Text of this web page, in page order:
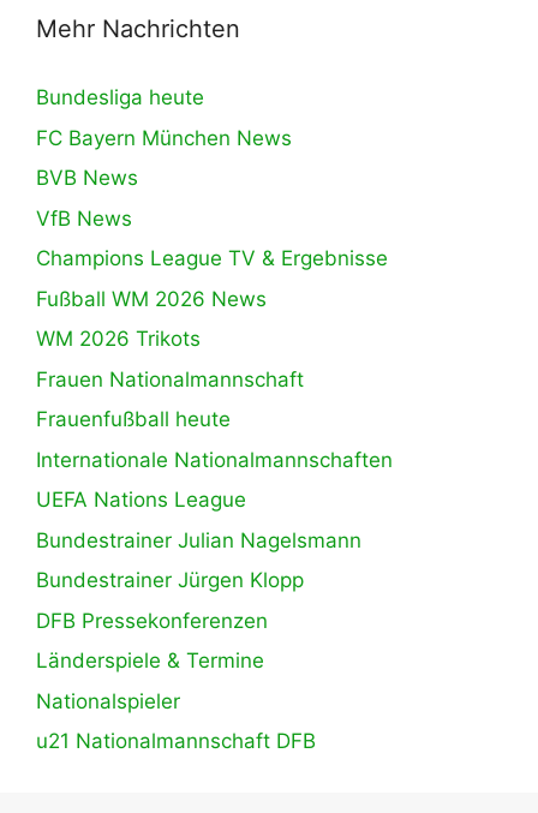
Mehr Nachrichten
Bundesliga heute
FC Bayern München News
BVB News
VfB News
Champions League TV & Ergebnisse
Fußball WM 2026 News
WM 2026 Trikots
Frauen Nationalmannschaft
Frauenfußball heute
Internationale Nationalmannschaften
UEFA Nations League
Bundestrainer Julian Nagelsmann
Bundestrainer Jürgen Klopp
DFB Pressekonferenzen
Länderspiele & Termine
Nationalspieler
u21 Nationalmannschaft DFB